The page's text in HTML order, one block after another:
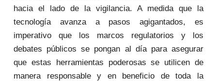
hacia el lado de la vigilancia. A medida que la
tecnología avanza a pasos agigantados, es
imperativo que los marcos regulatorios y los
debates públicos se pongan al día para asegurar
que estas herramientas poderosas se utilicen de
manera responsable y en beneficio de toda la